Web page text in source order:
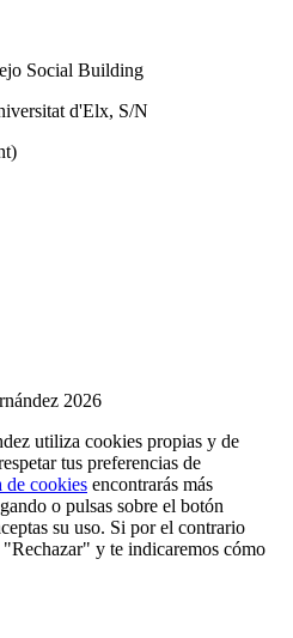
Social Building
d'Elx, S/N
2026
utiliza cookies propias y de
tus preferencias de
de cookies encontrarás más
o pulsas sobre el botón
su uso. Si por el contrario
"Rechazar" y te indicaremos cómo